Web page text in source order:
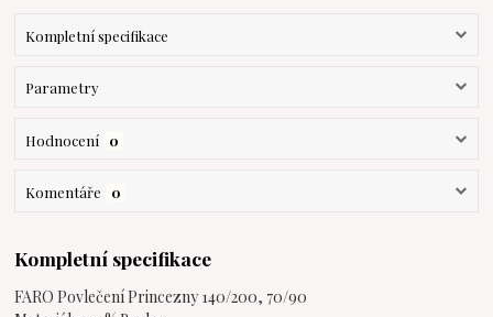
Kompletní specifikace
Parametry
Hodnocení 0
Komentáře 0
Kompletní specifikace
FARO Povlečení Princezny 140/200, 70/90